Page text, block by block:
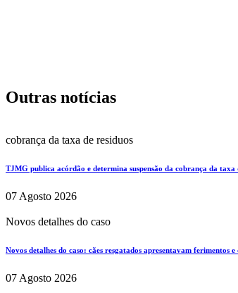
Outras notícias
cobrança da taxa de residuos
TJMG publica acórdão e determina suspensão da cobrança da taxa
07 Agosto 2026
Novos detalhes do caso
Novos detalhes do caso: cães resgatados apresentavam ferimentos
07 Agosto 2026